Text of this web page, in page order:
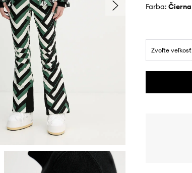
Farba: čierna
Zvoľte veľkosť